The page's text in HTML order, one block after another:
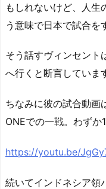
もしれないけど、人生
う意味で日本で試合を
そう話すヴィンセント
へ行くと断言していま
ちなみに彼の試合動画
ONEでの一戦。わずか
https://youtu.be/
続いてインドネシア領